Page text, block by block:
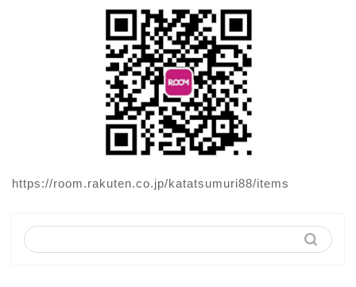
https://room.rakuten.co.jp/katatsumuri88/items